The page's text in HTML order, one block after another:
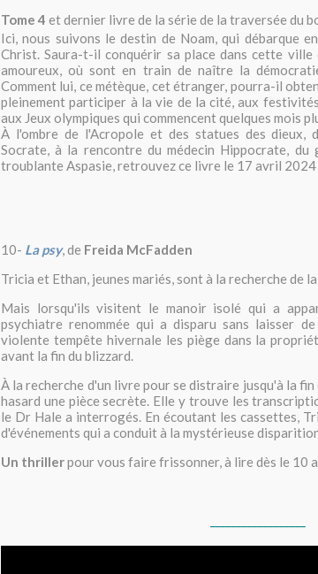
Tome 4 et dernier livre de la série de la traversée du
Ici, nous suivons le destin de Noam, qui débarque
Christ. Saura-t-il conquérir sa place dans cette ville
amoureux, où sont en train de naître la
Comment lui, ce métèque, cet étranger, pourra-il
pleinement participer à la vie de la cité, aux
aux Jeux olympiques qui commencent quelques mois
À l'ombre de l'Acropole et des statues des dieux,
Socrate, à la rencontre du médecin Hippocrate,
troublante Aspasie, retrouvez ce livre le 17 avril
10- La psy, de Freida McFadden
Tricia et Ethan, jeunes mariés, sont à la recherche de
Mais lorsqu'ils visitent le manoir isolé qui a
psychiatre renommée qui a disparu sans laisser
violente tempête hivernale les piège dans la
avant la fin du blizzard.
À la recherche d'un livre pour se distraire jusqu'à la
hasard une pièce secrète. Elle y trouve les
le Dr Hale a interrogés. En écoutant les cassettes,
d'événements qui a conduit à la mystérieuse
Un thrillerpour vous faire frissonner, à lire dès le 10